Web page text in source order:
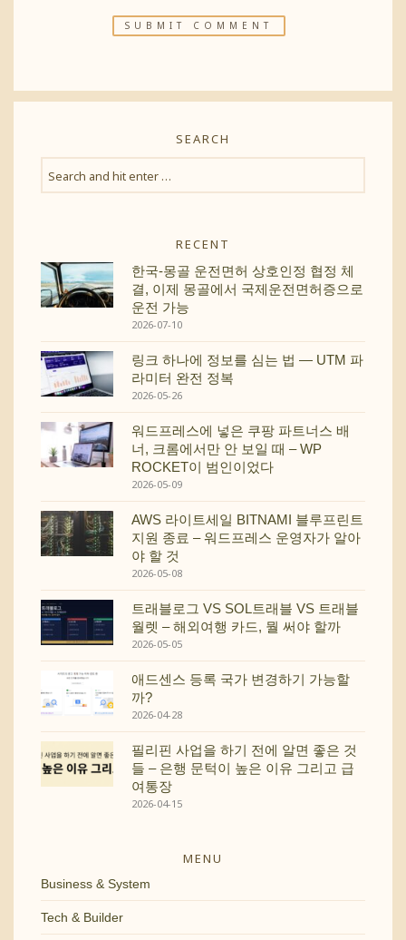
SEARCH
RECENT
한국-몽골 운전면허 상호인정 협정 체
결, 이제 몽골에서 국제운전면허증으로
운전 가능
2026-07-10
링크 하나에 정보를 심는 법 — UTM 파
라미터 완전 정복
2026-05-26
워드프레스에 넣은 쿠팡 파트너스 배
너, 크롬에서만 안 보일 때 – WP
ROCKET이 범인이었다
2026-05-09
AWS 라이트세일 BITNAMI 블루프린트
지원 종료 – 워드프레스 운영자가 알아
야 할 것
2026-05-08
트래블로그 VS SOL트래블 VS 트래블
월렛 – 해외여행 카드, 뭘 써야 할까
2026-05-05
애드센스 등록 국가 변경하기 가능할
까?
2026-04-28
필리핀 사업을 하기 전에 알면 좋은 것
들 – 은행 문턱이 높은 이유 그리고 급
여통장
2026-04-15
MENU
Business & System
Tech & Builder